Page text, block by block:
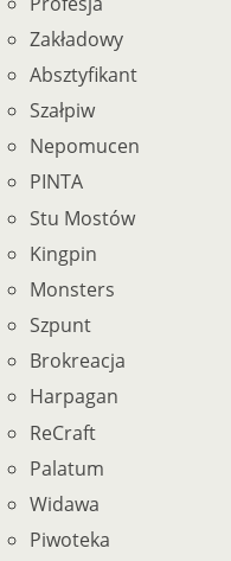
Zakładowy
Absztyfikant
Szałpiw
Nepomucen
PINTA
Stu Mostów
Kingpin
Monsters
Szpunt
Brokreacja
Harpagan
ReCraft
Palatum
Widawa
Piwoteka